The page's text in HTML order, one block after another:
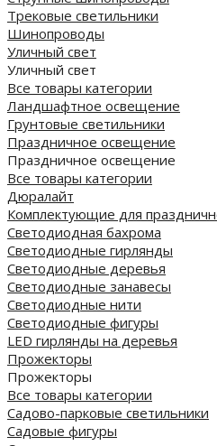
Трековые светильники
Шинопроводы
Уличный свет
Уличный свет
Все товары категории
Ландшафтное освещение
Грунтовые светильники
Праздничное освещение
Праздничное освещение
Все товары категории
Дюралайт
Комплектующие для
Светодиодная бахрома
Светодиодные гирлянды
Светодиодные деревья
Светодиодные занавесы
Светодиодные нити
Светодиодные фигуры
LED гирлянды на деревья
Прожекторы
Прожекторы
Все товары категории
Садово-парковые светильники
Садовые фигуры